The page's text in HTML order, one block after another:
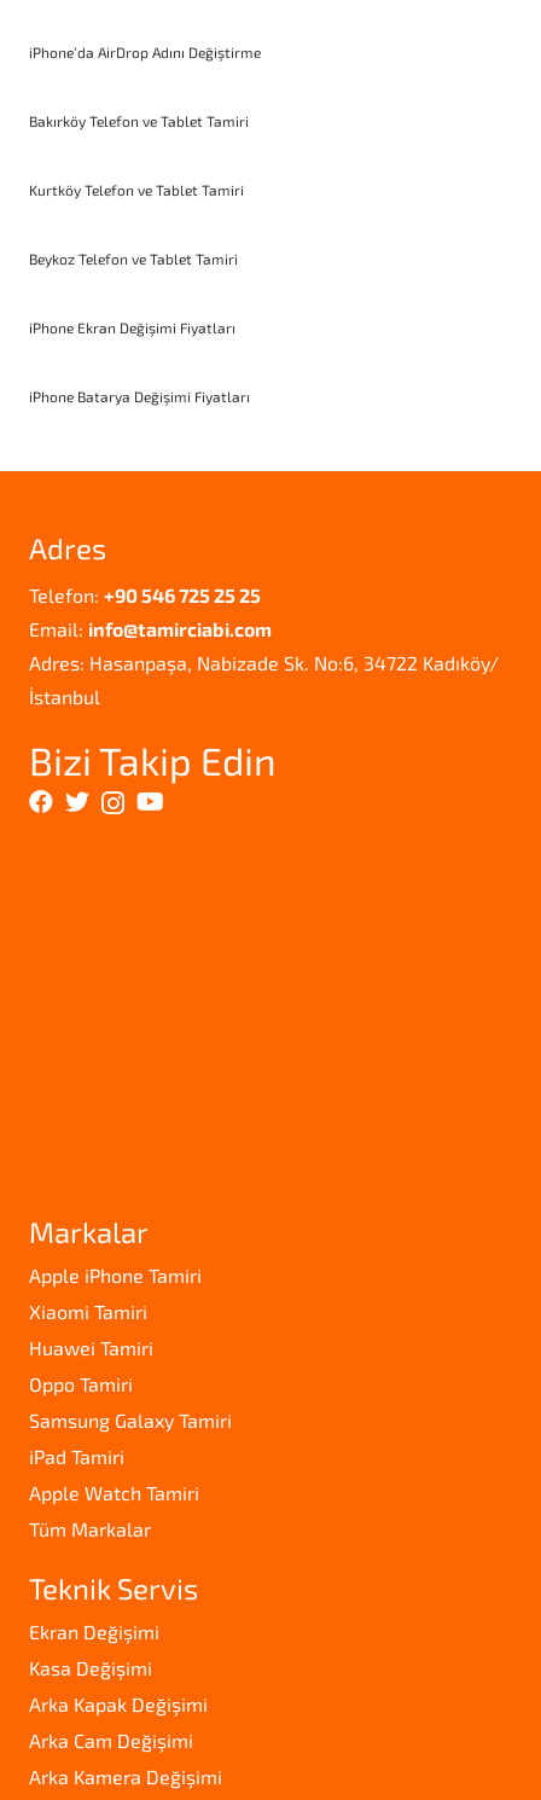
iPhone’da AirDrop Adını Değiştirme
Bakırköy Telefon ve Tablet Tamiri
Kurtköy Telefon ve Tablet Tamiri
Beykoz Telefon ve Tablet Tamiri
iPhone Ekran Değişimi Fiyatları
iPhone Batarya Değişimi Fiyatları
Adres
Telefon: +90 546 725 25 25
Email: info@tamirciabi.com
Adres: Hasanpaşa, Nabizade Sk. No:6, 34722 Kadıköy/
İstanbul
Bizi Takip Edin
Markalar
Apple iPhone Tamiri
Xiaomi Tamiri
Huawei Tamiri
Oppo Tamiri
Samsung Galaxy Tamiri
iPad Tamiri
Apple Watch Tamiri
Tüm Markalar
Teknik Servis
Ekran Değişimi
Kasa Değişimi
Arka Kapak Değişimi
Arka Cam Değişimi
Arka Kamera Değişimi